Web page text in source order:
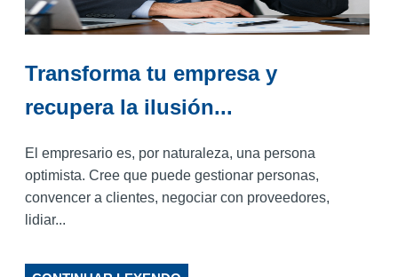
Transforma tu empresa y
recupera la ilusión...
El empresario es, por naturaleza, una persona
optimista. Cree que puede gestionar personas,
convencer a clientes, negociar con proveedores,
lidiar...